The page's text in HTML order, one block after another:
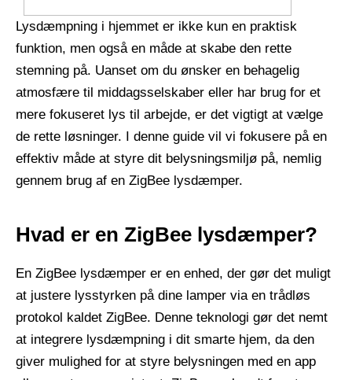
Lysdæmpning i hjemmet er ikke kun en praktisk
funktion, men også en måde at skabe den rette
stemning på. Uanset om du ønsker en behagelig
atmosfære til middagsselskaber eller har brug for et
mere fokuseret lys til arbejde, er det vigtigt at vælge
de rette løsninger. I denne guide vil vi fokusere på en
effektiv måde at styre dit belysningsmiljø på, nemlig
gennem brug af en ZigBee lysdæmper.
Hvad er en ZigBee lysdæmper?
En ZigBee lysdæmper er en enhed, der gør det muligt
at justere lysstyrken på dine lamper via en trådløs
protokol kaldet ZigBee. Denne teknologi gør det nemt
at integrere lysdæmpning i dit smarte hjem, da den
giver mulighed for at styre belysningen med en app